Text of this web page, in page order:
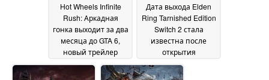
Hot Wheels Infinite
Rush: Аркадная
гонка выходит за два
месяца до GTA 6,
новый трейлер
показывает05 June
2026
Дата выхода Elden
Ring Tarnished Edition
Switch 2 стала
известна после
открытия
предварительного
заказа за $80